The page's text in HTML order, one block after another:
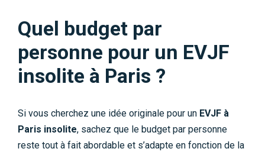
Quel budget par
personne pour un EVJF
insolite à Paris ?
Si vous cherchez une idée originale pour un EVJF à
Paris insolite, sachez que le budget par personne
reste tout à fait abordable et s’adapte en fonction de la